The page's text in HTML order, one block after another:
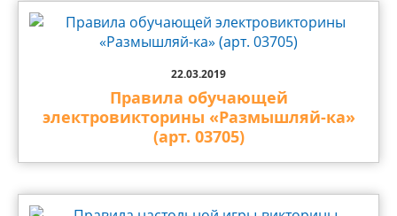
22.03.2019
Правила обучающей
электровикторины «Размышляй-ка»
(арт. 03705)